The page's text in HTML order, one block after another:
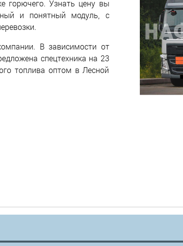
горючего. Узнать цену вы
и понятный модуль, с
В зависимости от
спецтехника на 23
топлива оптом в Лесной